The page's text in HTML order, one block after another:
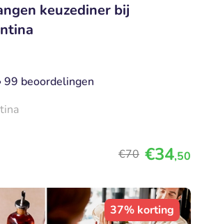
keuzediner bij
99 beoordelingen
€70 €34,50
37% korting